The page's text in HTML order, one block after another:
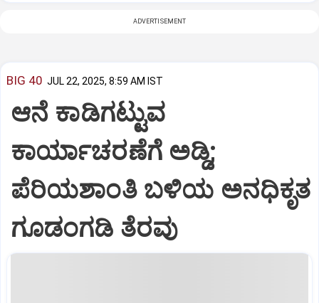
ADVERTISEMENT
BIG 40 JUL 22, 2025, 8:59 AM IST
ಆನೆ ಕಾಡಿಗಟ್ಟುವ
ಕಾರ್ಯಾಚರಣೆಗೆ ಅಡ್ಡಿ;
ಪೆರಿಯಶಾಂತಿ ಬಳಿಯ ಅನಧಿಕೃತ
ಗೂಡಂಗಡಿ ತೆರವು